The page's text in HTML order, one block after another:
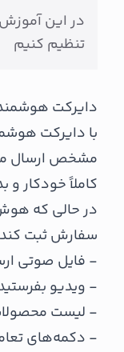
در این
تنظیم کنیم
دایرکت
با دایرکت
مشخص ارسال
کاملاً خودکار
در حالی که
سفارش ثبت
- فایل صوتی
- ویدیو
- لیست
- دکمه‌های